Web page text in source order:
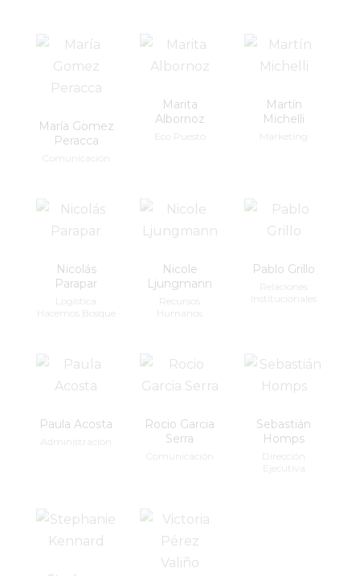
María Gomez
Peracca
Comunicación
Marita
Albornoz
Eco Puesto
Martín
Michelli
Marketing
Nicolás
Parapar
Logística
Hacemos Bosque
Nicole
Ljungmann
Recursos
Humanos
Pablo Grillo
Relaciones
Institucionales
Paula Acosta
Administración
Rocio Garcia
Serra
Comunicación
Sebastián
Homps
Dirección
Ejecutiva